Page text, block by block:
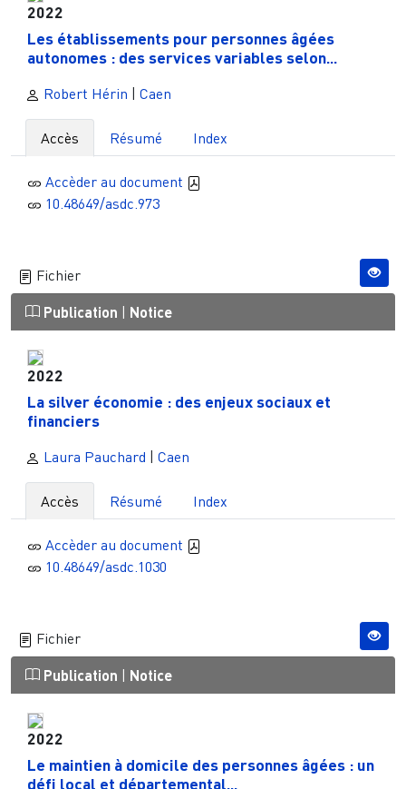
2022
Les établissements pour personnes âgées
autonomes : des services variables selon...
Robert Hérin Caen
Accès Résumé Index
Accèder au document
10.48649/asdc.973
Fichier
Publication | Notice
2022
La silver économie : des enjeux sociaux et
financiers
Laura Pauchard Caen
Accès Résumé Index
Accèder au document
10.48649/asdc.1030
Fichier
Publication | Notice
2022
Le maintien à domicile des personnes âgées : un
défi local et départemental...